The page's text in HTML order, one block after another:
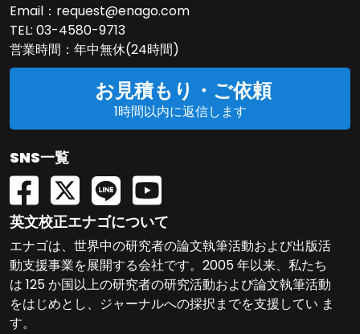
Email： request@enago.com
TEL: 03-4580-9713
営業時間：年中無休(24時間)
お見積もり・ご依頼
1時間以内に返信します
SNS一覧
英文校正エナゴについて
エナゴは、世界中の研究者の論文執筆活動および出版活
動支援事業を展開する会社です。2005 年以来、私たち
は 125 か国以上の研究者の研究活動および論文執筆活動
をはじめとし、ジャーナルへの採択までを支援してい ま
す。